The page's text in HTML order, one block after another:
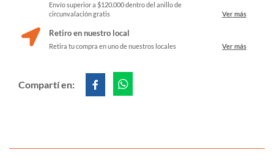
Envío superior a $120.000 dentro del anillo de
circunvalación gratis
Ver más
Retiro en nuestro local
Retira tu compra en uno de nuestros locales Ver más
Compartí en: